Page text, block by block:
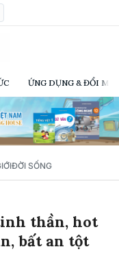
ỨNG DỤNG & ĐỔI
ĐỜI SỐNG
thần, hot
bất an tột